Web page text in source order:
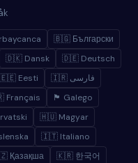
🇧🇬 Български
🇩🇰 Dansk
🇩🇪 Deutsch
🇪🇪 Eesti
🇮🇷 فارسی
🏴 Galego
🇭🇺 Magyar
🇮🇹 Italiano
Қазақша 🇰🇷 한국어